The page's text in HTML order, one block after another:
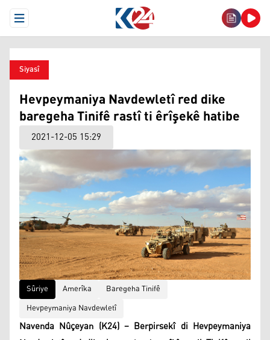
Open Menu
Siyasî
Hevpeymaniya Navdewletî red dike
baregeha Tinifê rastî ti êrîşekê hatibe
2021-12-05 15:29
Sûriye Amerîka
Baregeha Tinifê
Hevpeymaniya Navdewletî
Navenda Nûçeyan (K24) – Berpirsekî di Hevpeymaniya